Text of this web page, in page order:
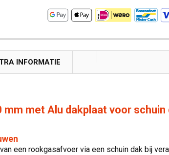
INFORMATIE
met Alu dakplaat voor schuin
een rookgasafvoer via een schuin dak bij